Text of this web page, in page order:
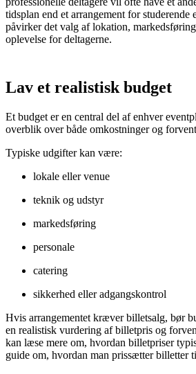
tidsplan end et arrangement for
påvirker det valg af lokation,
oplevelse for deltagerne.
Lav et realistisk budget
Et budget er en central del af enhver
overblik over både omkostninger og
Typiske udgifter kan være:
lokale eller venue
teknik og udstyr
markedsføring
personale
catering
sikkerhed eller adgangskontrol
Hvis arrangementet kræver billetsalg, bør
en realistisk vurdering af billetpris og
kan læse mere om, hvordan billetpriser
guide om, hvordan man prissætter billetter